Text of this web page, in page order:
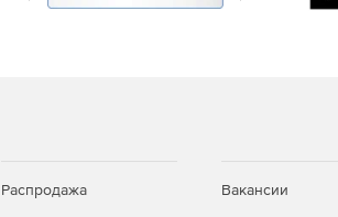
Распродажа Вакансии